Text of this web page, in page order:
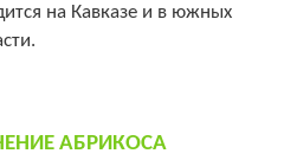
на Кавказе и в южных
АБРИКОСА